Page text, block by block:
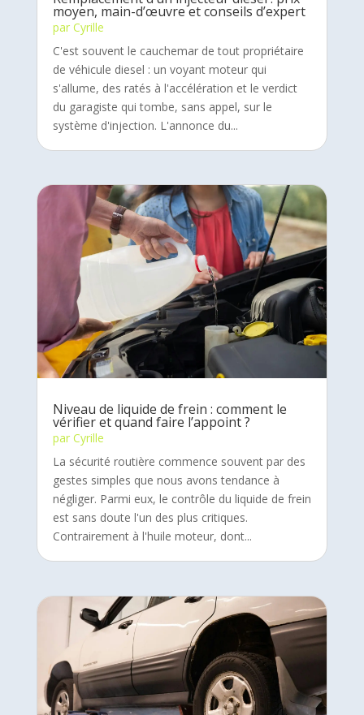
moyen, main-d’œuvre et conseils d’expert
par Cyrille
C'est souvent le cauchemar de tout propriétaire
de véhicule diesel : un voyant moteur qui
s'allume, des ratés à l'accélération et le verdict
du garagiste qui tombe, sans appel, sur le
système d'injection. L'annonce du...
Niveau de liquide de frein : comment le
vérifier et quand faire l’appoint ?
par Cyrille
La sécurité routière commence souvent par des
gestes simples que nous avons tendance à
négliger. Parmi eux, le contrôle du liquide de frein
est sans doute l'un des plus critiques.
Contrairement à l'huile moteur, dont...